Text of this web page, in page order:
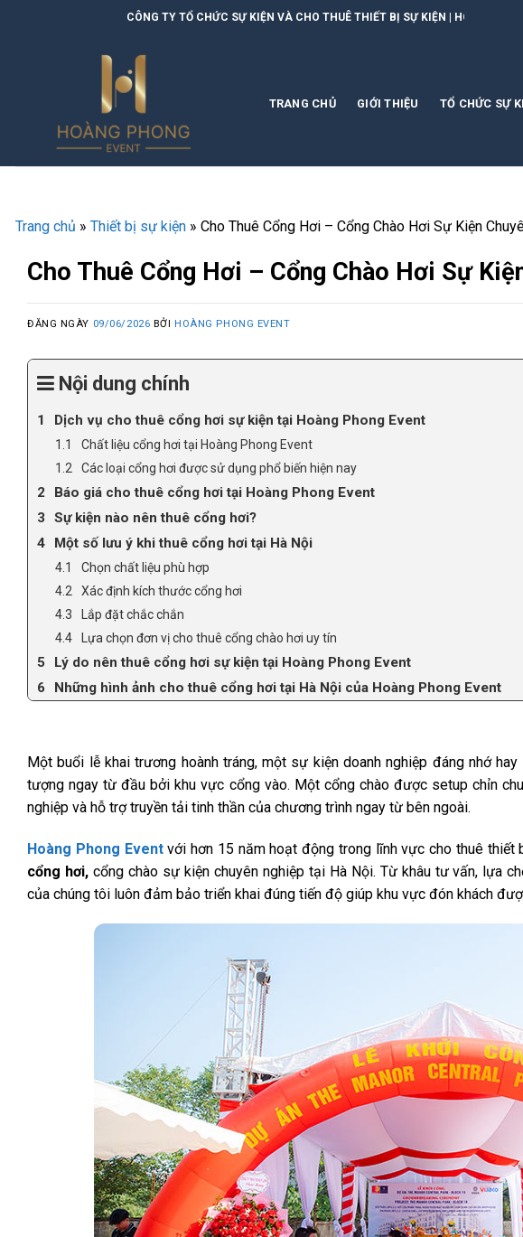
CÔNG TY TỔ CHỨC SỰ KIỆN VÀ CHO THUÊ THIẾT BỊ SỰ KIỆN | HOÀNG PHONG EVENT
TRANG CHỦ GIỚI THIỆU TỔ CHỨC SỰ
Trang chủ » Thiết bị sự kiện » Cho Thuê Cổng Hơi – Cổng Chào Hơi Sự Kiện
Cho Thuê Cổng Hơi – Cổng Chào Hơi Sự
ĐĂNG NGÀY 09/06/2026 BỞI HOÀNG PHONG EVENT
Nội dung chính
Dịch vụ cho thuê cổng hơi sự kiện tại Hoàng Phong Event
Chất liệu cổng hơi tại Hoàng Phong Event
Các loại cổng hơi được sử dụng phổ biến hiện nay
Báo giá cho thuê cổng hơi tại Hoàng Phong Event
Sự kiện nào nên thuê cổng hơi?
Một số lưu ý khi thuê cổng hơi tại Hà Nội
Chọn chất liệu phù hợp
Xác định kích thước cổng hơi
Lắp đặt chắc chắn
Lựa chọn đơn vị cho thuê cổng chào hơi uy tín
Lý do nên thuê cổng hơi sự kiện tại Hoàng Phong Event
Những hình ảnh cho thuê cổng hơi tại Hà Nội của Hoàng Phong Event
Một buổi lễ khai trương hoành tráng, một sự kiện doanh nghiệp đáng nhớ
tượng ngay từ đầu bởi khu vực cổng vào. Một cổng chào được setup chỉn
nghiệp và hỗ trợ truyền tải tinh thần của chương trình ngay từ bên ngoài.
Hoàng Phong Event với hơn 15 năm hoạt động trong lĩnh vực cho thuê
cổng hơi,cổng chào sự kiện chuyên nghiệp tại Hà Nội. Từ khâu tư vấn, lựa
của chúng tôi luôn đảm bảo triển khai đúng tiến độ giúp khu vực đón khách